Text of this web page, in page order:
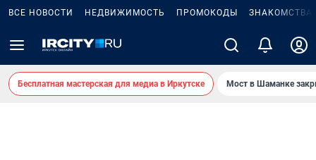
ВСЕ НОВОСТИ НЕДВИЖИМОСТЬ ПРОМОКОДЫ ЗНАКОМСТВА
Бесплатная мастерская для медиа в Иркутске Мост в Шаманке